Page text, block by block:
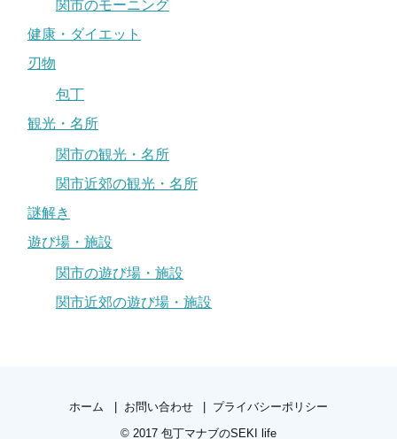
関市のモーニング
健康・ダイエット
刃物
包丁
観光・名所
関市の観光・名所
関市近郊の観光・名所
謎解き
遊び場・施設
関市の遊び場・施設
関市近郊の遊び場・施設
ホーム お問い合わせ
プライバシーポリシー
© 2017 包丁マナブのSEKI life